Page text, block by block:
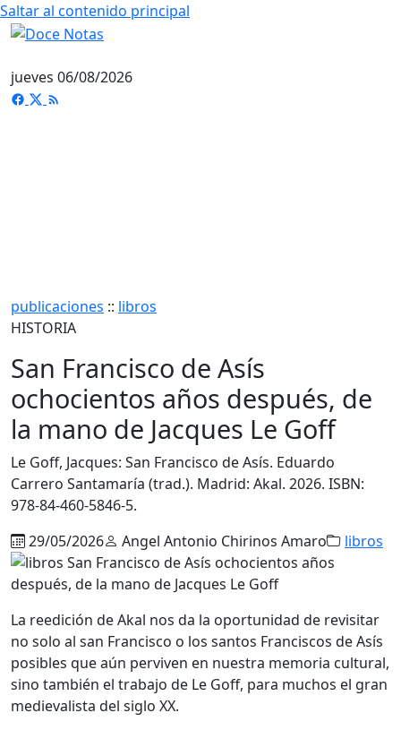
Saltar al contenido principal
jueves 06/08/2026
publicaciones :: libros
HISTORIA
San Francisco de Asís
ochocientos años después, de
la mano de Jacques Le Goff
Le Goff, Jacques: San Francisco de Asís. Eduardo
Carrero Santamaría (trad.). Madrid: Akal. 2026. ISBN:
978-84-460-5846-5.
29/05/2026
Angel Antonio Chirinos Amaro libros
La reedición de Akal nos da la oportunidad de revisitar
no solo al san Francisco o los santos Franciscos de Asís
posibles que aún perviven en nuestra memoria cultural,
sino también el trabajo de Le Goff, para muchos el gran
medievalista del siglo XX.